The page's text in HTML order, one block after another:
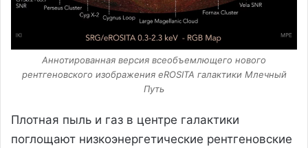
Аннотированная версия всеобъемлющего нового
рентгеновского изображения eROSITA галактики Млечный
Путь
Плотная пыль и газ в центре галактики
поглощают низкоэнергетические рентгеновские